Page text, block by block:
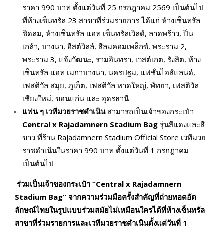
ราคา 990 บาท ตั้งแต่วันที่ 25 กรกฎาคม 2569 เป็นต้นไป
ที่ห้างเซ็นทรัล 23 สาขาที่ร่วมรายการ ได้แก่ ห้างเซ็นทรัล
ชิดลม, ห้างเซ็นทรัล แอท เซ็นทรัลเวิลด์, ลาดพร้าว, ปิ่น
เกล้า, บางนา, อีสต์วิลล์, สีลมคอมเพล็กซ์, พระราม 2,
พระราม 3, แจ้งวัฒนะ, รามอินทรา, เวสต์เกต, รังสิต, ห้าง
เซ็นทรัล แอท เมกาบางนา, นครปฐม, แฟชั่นไอส์แลนด์,
เฟสติวัล สมุย, ภูเก็ต, เฟสติวัล หาดใหญ่, พัทยา, เฟสติวัล
เชียงใหม่, ขอนแก่น และ อุดรธานี
แฟน ๆ เวทีมวยราชดำเนินสามารถเป็นเจ้าของกระเป๋า
Central x Rajadamnern Stadium Bag รุ่นสีแดงและสี
ขาว ที่ร้าน Rajadamnern Stadium Official Store เวทีมวย
ราชดำเนินในราคา 990 บาท ตั้งแต่วันที่ 1 กรกฎาคม
เป็นต้นไป
ร่วมเป็นเจ้าของกระเป๋า “Central x Rajadamnern
Stadium Bag” จากความร่วมมือครั้งสำคัญที่ถ่ายทอดอัต
ลักษณ์ไทยในรูปแบบร่วมสมัยไม่เหมือนใครได้ที่ห้างเซ็นทรัล
สาขาที่ร่วมรายการและเวทีมวยราชดำเนินตั้งแต่วันที่ 1